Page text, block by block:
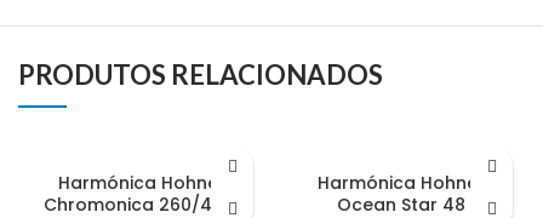
PRODUTOS RELACIONADOS
Harmónica Hohner
Chromonica 260/40 C
Harmónica Hohner
Ocean Star 48